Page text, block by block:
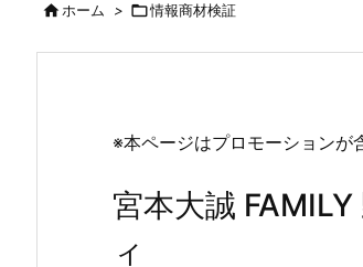
ホーム > 情報商材検証
※本ページはプロモーションが
宮本大誠
ィ